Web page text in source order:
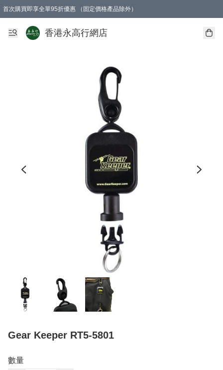
首次購買即享全單95折優惠 （固定價格產品除外）
澳門地區購物滿$800免運費
香港地區購物滿$600免運費
購買滿HK$1000即可免費獲得一個GEARLEX Small Ear Carabiner 2.0 扣環（贈品
香港永高行網店
Gear Keeper RT5-5801
數量